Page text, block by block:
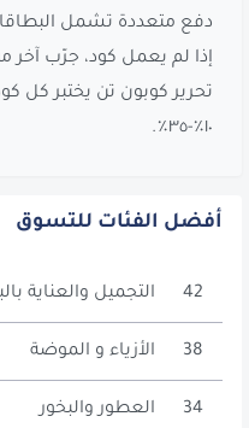
دفع متعددة تشمل البطاقات
إذا لم يعمل كود، جرّب آخر
تحرير كوبون تن يختبر كل
أفضل الفئات للتسوق
التجميل والعناية 42
الأزياء و الموضة 38
العطور والبخور 34